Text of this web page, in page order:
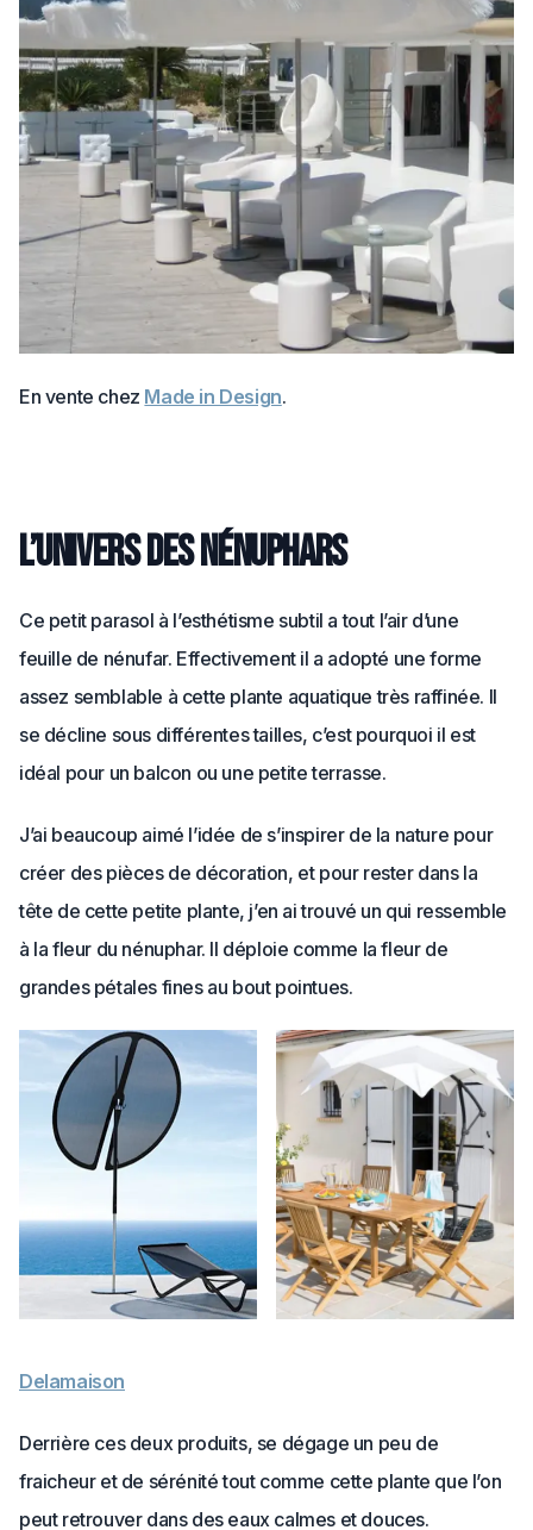
En vente chez Made in Design.
L’univers des nénuphars
Ce petit parasol à l’esthétisme subtil a tout l’air d’une
feuille de nénufar. Effectivement il a adopté une forme
assez semblable à cette plante aquatique très raffinée. Il
se décline sous différentes tailles, c’est pourquoi il est
idéal pour un balcon ou une petite terrasse.
J’ai beaucoup aimé l’idée de s’inspirer de la nature pour
créer des pièces de décoration, et pour rester dans la
tête de cette petite plante, j’en ai trouvé un qui ressemble
à la fleur du nénuphar. Il déploie comme la fleur de
grandes pétales fines au bout pointues.
Delamaison
Derrière ces deux produits, se dégage un peu de
fraicheur et de sérénité tout comme cette plante que l’on
peut retrouver dans des eaux calmes et douces.